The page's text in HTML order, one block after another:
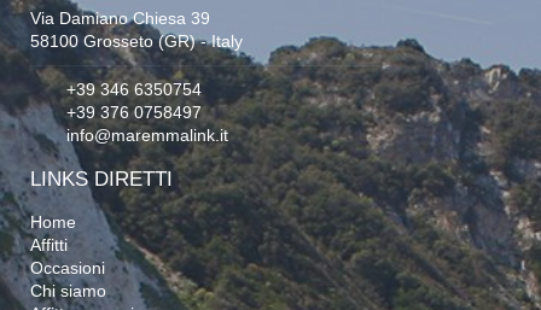
Via Damiano Chiesa 39
58100 Grosseto (GR) - Italy
+39 346 6350754
+39 376 0758497
info@maremmalink.it
LINKS DIRETTI
Home
Affitti
Occasioni
Chi siamo